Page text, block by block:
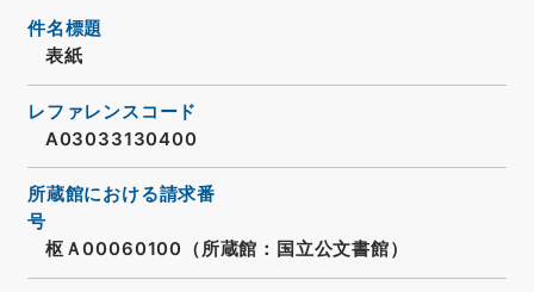
件名標題
表紙
レファレンスコード
A03033130400
所蔵館における請求番
号
枢Ａ00060100（所蔵館：国立公文書館）